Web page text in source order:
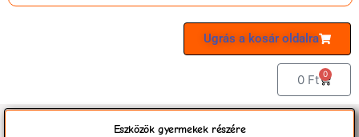
Ugrás a kosár oldalra
0 Ft 0
Eszközök gyermekek részére